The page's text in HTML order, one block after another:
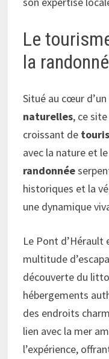
Le
la
Situé au cœur
naturelles, ce
croissant de
avec la nature et
randonnée
historiques et la
une dynamique
Le Pont d’Hérault
multitude
découverte du
hébergements
des endroits
lien avec la mer
l’expérience,